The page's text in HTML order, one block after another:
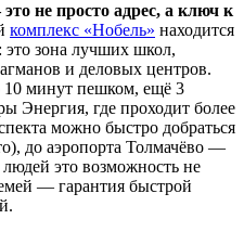
не просто адрес, а ключ к
комплекс «Нобель» находится
это зона лучших школ,
и деловых центров.
10 минут пешком, ещё 3
где проходит более
можно быстро добраться
до аэропорта Толмачёво —
это возможность не
— гарантия быстрой